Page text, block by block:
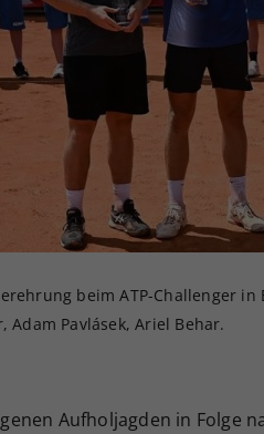
beim ATP-Challenger
Adam Pavlásek, Ariel Behar.
Aufholjagden in Folge